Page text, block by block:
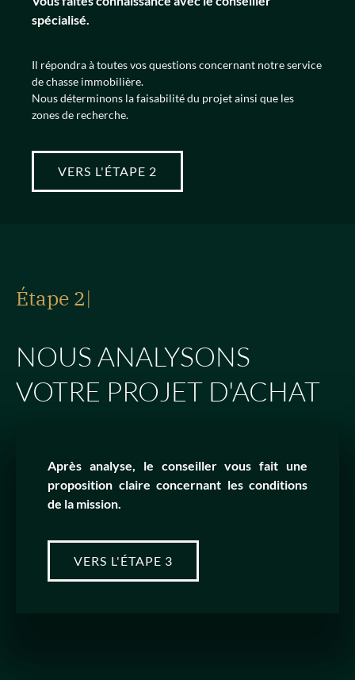
spécialisé.
Il répondra à toutes vos questions concernant notre service
de chasse immobilière.
Nous déterminons la faisabilité du projet ainsi que les
zones de recherche.
VERS L'ÉTAPE 2
Étape 2|
NOUS ANALYSONS
VOTRE PROJET D'ACHAT
Après analyse, le conseiller vous fait une
proposition claire concernant les conditions
de la mission.
VERS L'ÉTAPE 3